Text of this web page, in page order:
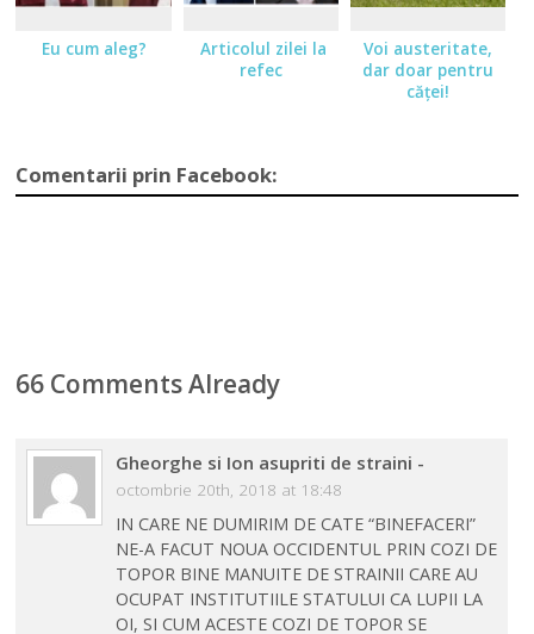
Eu cum aleg?
Articolul zilei la
refec
Voi austeritate,
dar doar pentru
căţei!
Comentarii prin Facebook:
66 Comments Already
Gheorghe si Ion asupriti de straini -
octombrie 20th, 2018 at 18:48
IN CARE NE DUMIRIM DE CATE “BINEFACERI”
NE-A FACUT NOUA OCCIDENTUL PRIN COZI DE
TOPOR BINE MANUITE DE STRAINII CARE AU
OCUPAT INSTITUTIILE STATULUI CA LUPII LA
OI, SI CUM ACESTE COZI DE TOPOR SE